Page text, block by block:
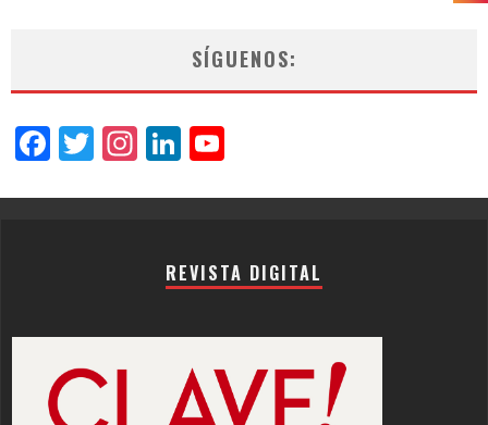
SÍGUENOS:
Facebook
Twitter
Instagram
LinkedIn
REVISTA DIGITAL